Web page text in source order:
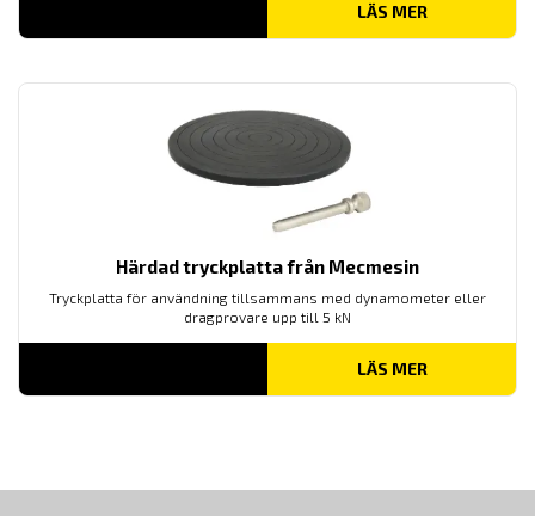
LÄS MER
Härdad tryckplatta från Mecmesin
Tryckplatta för användning tillsammans med dynamometer eller
dragprovare upp till 5 kN
LÄS MER